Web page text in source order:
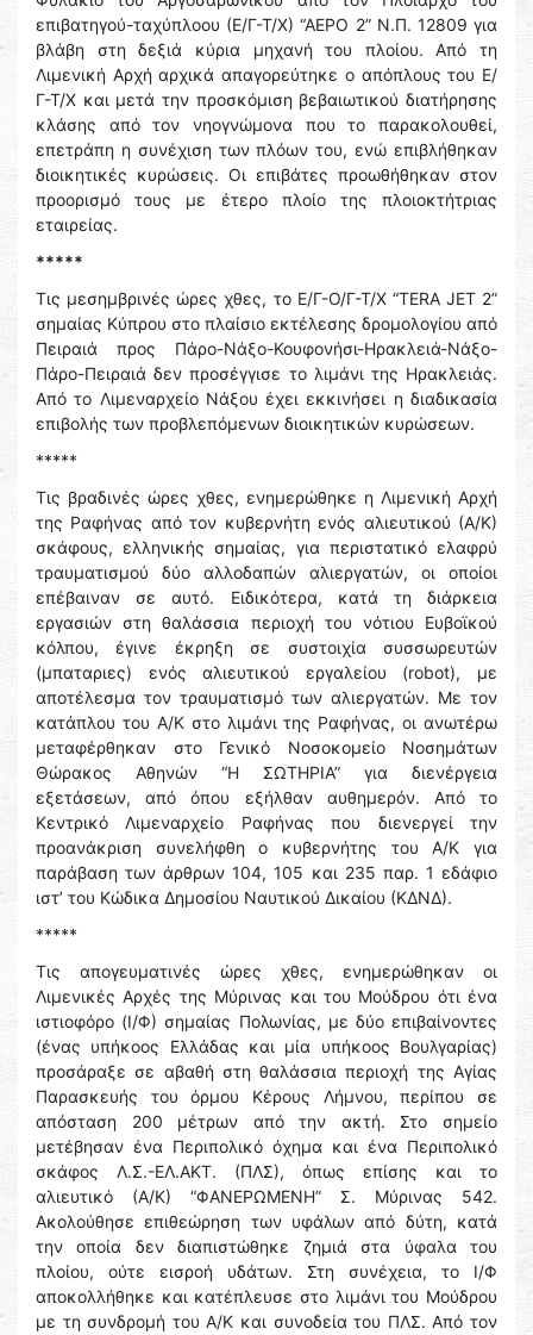
επιβατηγού-ταχύπλοου (Ε/Γ-Τ/Χ) “ΑΕΡΟ 2” Ν.Π. 12809 για
βλάβη στη δεξιά κύρια μηχανή του πλοίου. Από τη
Λιμενική Αρχή αρχικά απαγορεύτηκε ο απόπλους του Ε/
Γ-Τ/Χ και μετά την προσκόμιση βεβαιωτικού διατήρησης
κλάσης από τον νηογνώμονα που το παρακολουθεί,
επετράπη η συνέχιση των πλόων του, ενώ επιβλήθηκαν
διοικητικές κυρώσεις. Οι επιβάτες προωθήθηκαν στον
προορισμό τους με έτερο πλοίο της πλοιοκτήτριας
εταιρείας.
*****
Τις μεσημβρινές ώρες χθες, το Ε/Γ-Ο/Γ-Τ/Χ “TERA JET 2”
σημαίας Κύπρου στο πλαίσιο εκτέλεσης δρομολογίου από
Πειραιά προς Πάρο-Νάξο-Κουφονήσι-Ηρακλειά-Νάξο-
Πάρο-Πειραιά δεν προσέγγισε το λιμάνι της Ηρακλειάς.
Από το Λιμεναρχείο Νάξου έχει εκκινήσει η διαδικασία
επιβολής των προβλεπόμενων διοικητικών κυρώσεων.
*****
Τις βραδινές ώρες χθες, ενημερώθηκε η Λιμενική Αρχή
της Ραφήνας από τον κυβερνήτη ενός αλιευτικού (Α/Κ)
σκάφους, ελληνικής σημαίας, για περιστατικό ελαφρύ
τραυματισμού δύο αλλοδαπών αλιεργατών, οι οποίοι
επέβαιναν σε αυτό. Ειδικότερα, κατά τη διάρκεια
εργασιών στη θαλάσσια περιοχή του νότιου Ευβοϊκού
κόλπου, έγινε έκρηξη σε συστοιχία συσσωρευτών
(μπαταριες) ενός αλιευτικού εργαλείου (robot), με
αποτέλεσμα τον τραυματισμό των αλιεργατών. Με τον
κατάπλου του Α/Κ στο λιμάνι της Ραφήνας, οι ανωτέρω
μεταφέρθηκαν στο Γενικό Νοσοκομείο Νοσημάτων
Θώρακος Αθηνών “Η ΣΩΤΗΡΙΑ” για διενέργεια
εξετάσεων, από όπου εξήλθαν αυθημερόν. Από το
Κεντρικό Λιμεναρχείο Ραφήνας που διενεργεί την
προανάκριση συνελήφθη ο κυβερνήτης του Α/Κ για
παράβαση των άρθρων 104, 105 και 235 παρ. 1 εδάφιο
ιστ’ του Κώδικα Δημοσίου Ναυτικού Δικαίου (ΚΔΝΔ).
*****
Τις απογευματινές ώρες χθες, ενημερώθηκαν οι
Λιμενικές Αρχές της Μύρινας και του Μούδρου ότι ένα
ιστιοφόρο (Ι/Φ) σημαίας Πολωνίας, με δύο επιβαίνοντες
(ένας υπήκοος Ελλάδας και μία υπήκοος Βουλγαρίας)
προσάραξε σε αβαθή στη θαλάσσια περιοχή της Αγίας
Παρασκευής του όρμου Κέρους Λήμνου, περίπου σε
απόσταση 200 μέτρων από την ακτή. Στο σημείο
μετέβησαν ένα Περιπολικό όχημα και ένα Περιπολικό
σκάφος Λ.Σ.-ΕΛ.ΑΚΤ. (ΠΛΣ), όπως επίσης και το
αλιευτικό (Α/Κ) “ΦΑΝΕΡΩΜΕΝΗ” Σ. Μύρινας 542.
Ακολούθησε επιθεώρηση των υφάλων από δύτη, κατά
την οποία δεν διαπιστώθηκε ζημιά στα ύφαλα του
πλοίου, ούτε εισροή υδάτων. Στη συνέχεια, το Ι/Φ
αποκολλήθηκε και κατέπλευσε στο λιμάνι του Μούδρου
με τη συνδρομή του Α/Κ και συνοδεία του ΠΛΣ. Από τον